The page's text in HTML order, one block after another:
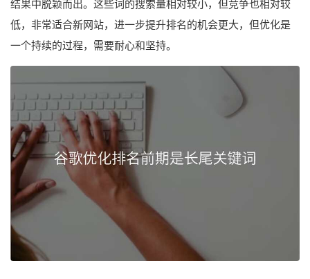
结果中脱颖而出。这些词的搜索量相对较小，但竞争也相对较
低，非常适合新网站，进一步提升排名的机会更大，但优化是
一个持续的过程，需要耐心和坚持。